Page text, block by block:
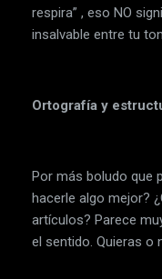
respira” , eso NO
insalvable entre tu
Ortografía y
Por más boludo que
hacerle algo mejor?
artículos? Parece
el sentido. Quieras o